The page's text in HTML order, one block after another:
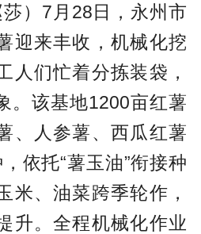
）7月28日，永州市
迎来丰收，机械化挖
人们忙着分拣装袋，
。该基地1200亩红薯
、人参薯、西瓜红薯
依托“薯玉油”衔接种
米、油菜跨季轮作，
升。全程机械化作业